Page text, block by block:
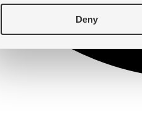
Deny